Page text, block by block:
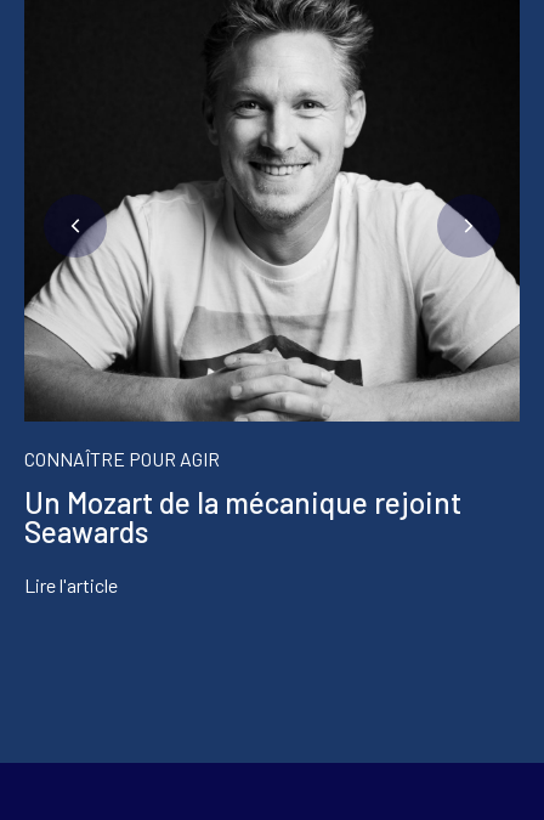
CONNAÎTRE POUR AGIR
Un Mozart de la mécanique rejoint
Seawards
Lire l'article